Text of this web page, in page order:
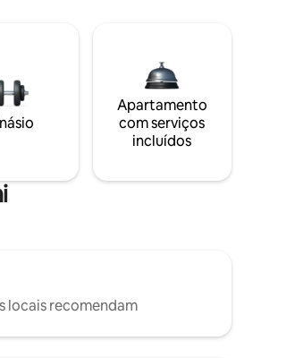
Apartamento
com serviços
incluídos
locais recomendam